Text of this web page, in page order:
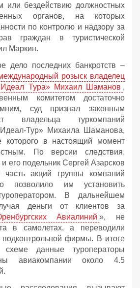
или бездействию должностных
органов, на которых
по контролю и надзору за
граждан в туристической
Маркин.
дело последних банкротств –
розыск владелец
Тура» Михаил Шаманов ,
комитетом достаточно
суд признал законным
владельца туркомпаний
Тур» Михаила Шаманова,
которого в настоящий момент
По версии следствия,
его подельник Сергей Азарсков
акций группы компаний
позволило им установить
В дальнейшем
деньги от клиентов за
Авиалиний », не
в самолетах, а переводили
подконтрольной фирмы. В итоге
схеме данные туроператоры
авиакомпании около 4.5